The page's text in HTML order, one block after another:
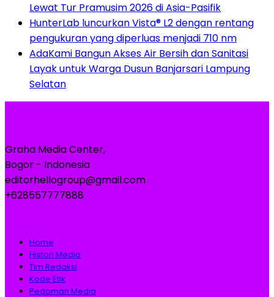
Lewat Tur Pramusim 2026 di Asia-Pasifik
HunterLab luncurkan Vista® L2 dengan rentang
pengukuran yang diperluas menjadi 710 nm
AdaKami Bangun Akses Air Bersih dan Sanitasi
Layak untuk Warga Dusun Banjarsari Lampung
Selatan
Graha Media Center,
Bogor - Indonesia
editorhellogroup@gmail.com
+628557777888
Home
Histori Media
Tim Redaksi
Kode Etik
Pedoman Media